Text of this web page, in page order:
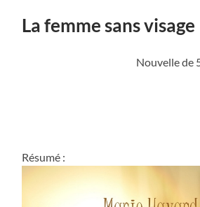
La femme sans visage
Nouvelle de
Résumé :